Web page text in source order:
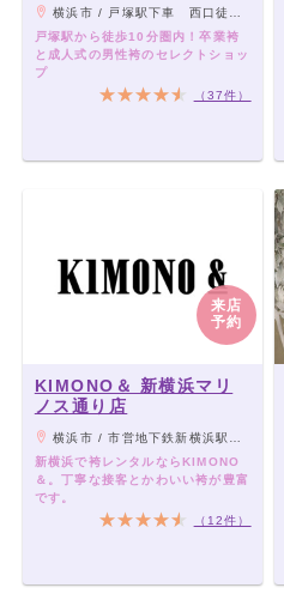
横浜市 / 戸塚駅下車 西口徒歩7分圏内（JR横須賀線・JR東海道本線・JR湘南新宿ライン・横浜市営地下鉄ブルーライン ）
戸塚駅から徒歩10分圏内！卒業袴
と成人式の男性袴のセレクトショッ
プ
（37件）
来店
予約
KIMONO＆ 新横浜マリ
ノス通り店
横浜市 / 市営地下鉄新横浜駅下車「8番出口」徒歩2分。JR新横浜駅下車「北口」徒歩5分。
新横浜で袴レンタルならKIMONO
＆。丁寧な接客とかわいい袴が豊富
です。
（12件）